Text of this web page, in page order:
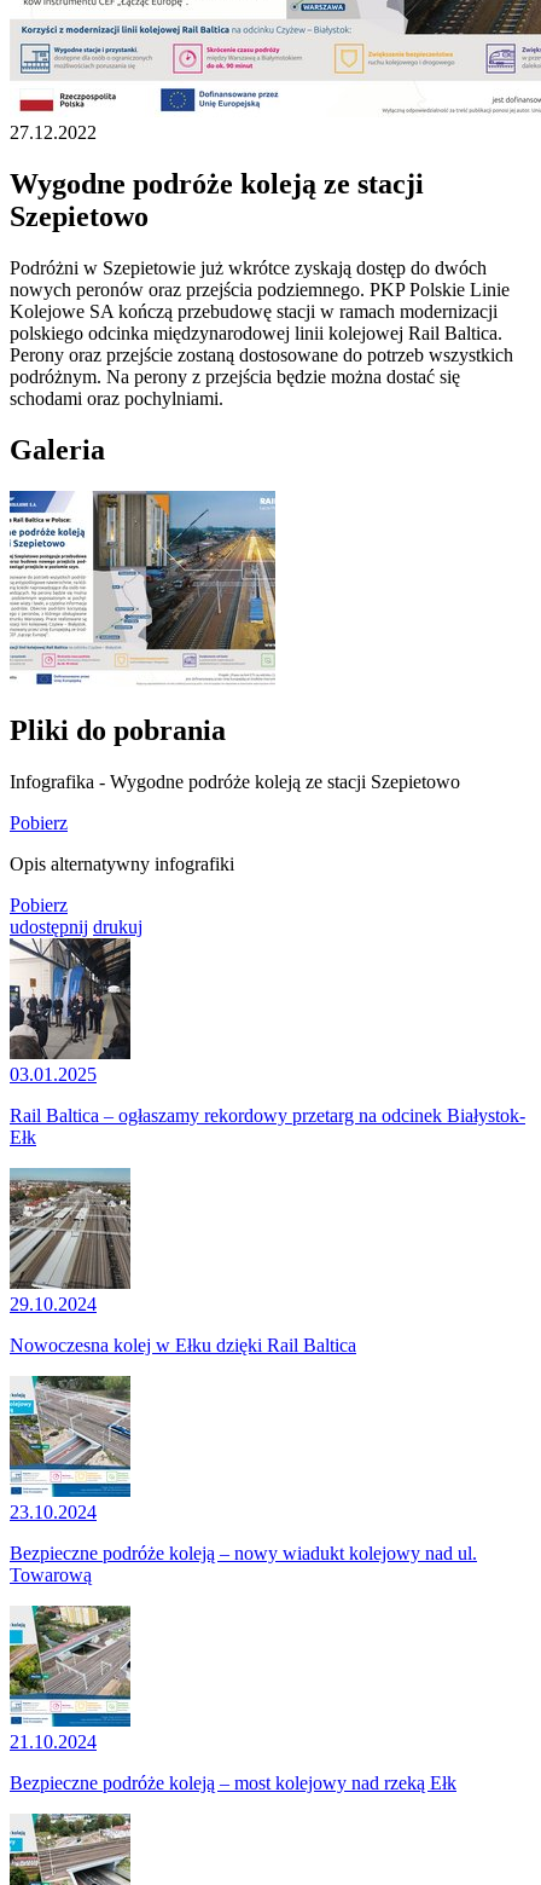
27.12.2022
Wygodne podróże koleją ze stacji
Szepietowo
Podróżni w Szepietowie już wkrótce zyskają dostęp do dwóch
nowych peronów oraz przejścia podziemnego. PKP Polskie Linie
Kolejowe SA kończą przebudowę stacji w ramach modernizacji
polskiego odcinka międzynarodowej linii kolejowej Rail Baltica.
Perony oraz przejście zostaną dostosowane do potrzeb wszystkich
podróżnym. Na perony z przejścia będzie można dostać się
schodami oraz pochylniami.
Galeria
Pliki do pobrania
Infografika - Wygodne podróże koleją ze stacji Szepietowo
Pobierz
Opis alternatywny infografiki
Pobierz
udostępnij drukuj
03.01.2025
Rail Baltica – ogłaszamy rekordowy przetarg na odcinek Białystok-
Ełk
29.10.2024
Nowoczesna kolej w Ełku dzięki Rail Baltica
23.10.2024
Bezpieczne podróże koleją – nowy wiadukt kolejowy nad ul.
Towarową
21.10.2024
Bezpieczne podróże koleją – most kolejowy nad rzeką Ełk